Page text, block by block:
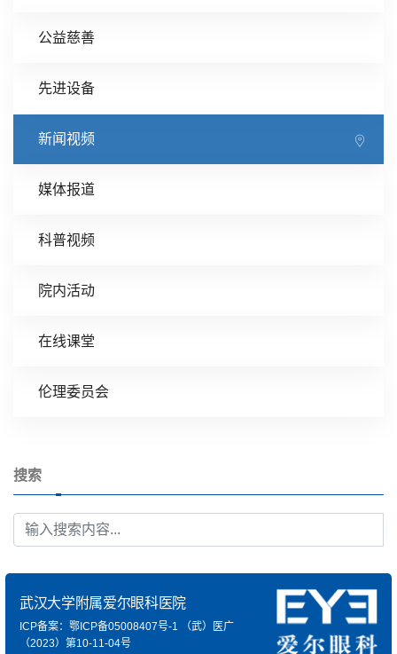
公益慈善
先进设备
新闻视频
媒体报道
科普视频
院内活动
在线课堂
伦理委员会
搜索
武汉大学附属爱尔眼科医院
ICP备案：鄂ICP备05008407号-1 （武）医广
（2023）第10-11-04号